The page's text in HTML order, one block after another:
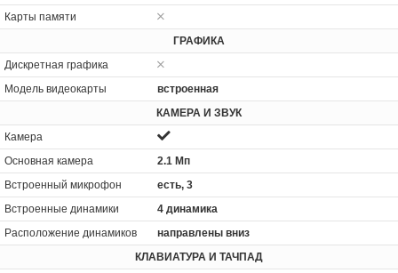
Карты памяти
ГРАФИКА
Дискретная графика
Модель видеокарты
встроенная
КАМЕРА И ЗВУК
Камера
Основная камера
2.1 Мп
Встроенный микрофон
есть, 3
Встроенные динамики
4 динамика
Расположение динамиков
направлены вниз
КЛАВИАТУРА И ТАЧПАД